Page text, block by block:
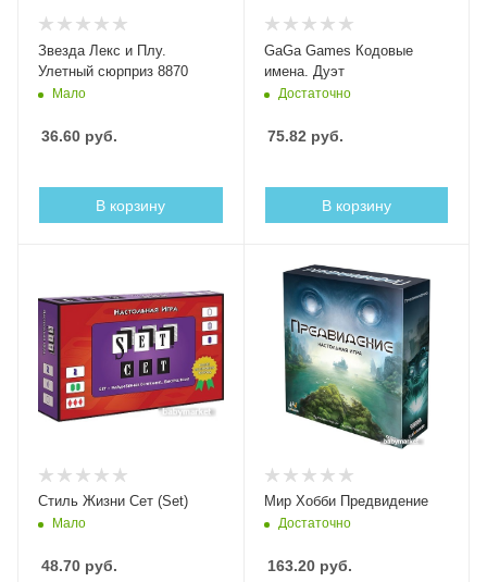
Звезда Лекс и Плу.
Улетный сюрприз 8870
Мало
36.60 руб.
В корзину
GaGa Games Кодовые
имена. Дуэт
Достаточно
75.82 руб.
В корзину
Стиль Жизни Сет (Set)
Мало
48.70 руб.
Мир Хобби Предвидение
Достаточно
163.20руб.